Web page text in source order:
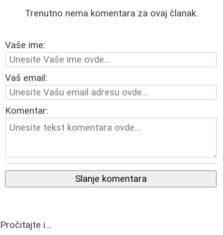
Trenutno nema komentara za ovaj članak.
Vaše ime:
Vaš email:
Komentar:
Slanje komentara
Pročitajte i...